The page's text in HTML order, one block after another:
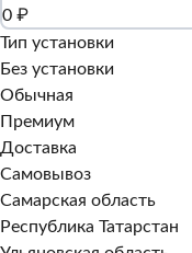
0 ₽
Тип установки
Без установки
Обычная
Премиум
Доставка
Самовывоз
Самарская область
Республика Татарстан